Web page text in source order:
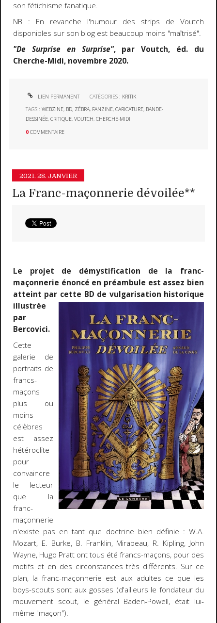
son fétichisme fanatique.
NB : En revanche l'humour des strips de Voutch
disponibles sur son blog est beaucoup moins "maîtrisé".
"De Surprise en Surprise", par Voutch, éd. du
Cherche-Midi, novembre 2020.
LIEN PERMANENT CATÉGORIES : KRITIK
TAGS :WEBZINE, BD, ZÉBRA, FANZINE,CARICATURE, BANDE-
DESSINÉE,CRITIQUE,VOUTCH,CHERCHE-MIDI
0 COMMENTAIRE
2021. 28. JANVIER
La Franc-maçonnerie dévoilée**
Le projet de démystification de la franc-
maçonnerie énoncé en préambule est assez bien
atteint par cette BD de vulgarisation historique
illustrée
par
Bercovici.
Cette
galerie de
portraits de
francs-
maçons
plus ou
moins
célèbres
est assez
hétéroclite
pour
convaincre
le lecteur
que la
franc-
maçonnerie
n'existe pas en tant que doctrine bien définie : W.A.
Mozart, E. Burke, B. Franklin, Mirabeau, R. Kipling, John
Wayne, Hugo Pratt ont tous été francs-maçons, pour des
motifs et en des circonstances très différents. Sur ce
plan, la franc-maçonnerie est aux adultes ce que les
boys-scouts sont aux gosses (d'ailleurs le fondateur du
mouvement scout, le général Baden-Powell, était lui-
même "maçon").